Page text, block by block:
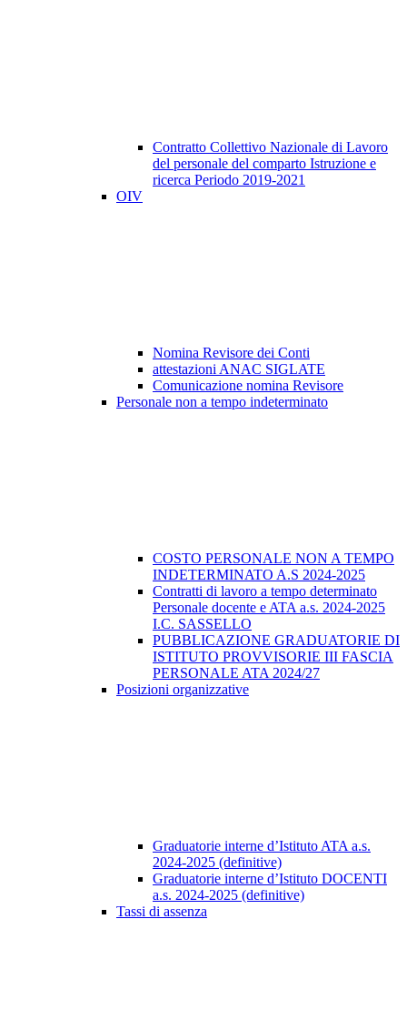
Contratto Collettivo Nazionale di Lavoro
del personale del comparto Istruzione e
ricerca Periodo 2019-2021
OIV
Nomina Revisore dei Conti
attestazioni ANAC SIGLATE
Comunicazione nomina Revisore
Personale non a tempo indeterminato
COSTO PERSONALE NON A TEMPO
INDETERMINATO A.S 2024-2025
Contratti di lavoro a tempo determinato
Personale docente e ATA a.s. 2024-2025
I.C. SASSELLO
PUBBLICAZIONE GRADUATORIE DI
ISTITUTO PROVVISORIE III FASCIA
PERSONALE ATA 2024/27
Posizioni organizzative
Graduatorie interne d’Istituto ATA a.s.
2024-2025 (definitive)
Graduatorie interne d’Istituto DOCENTI
a.s. 2024-2025 (definitive)
Tassi di assenza